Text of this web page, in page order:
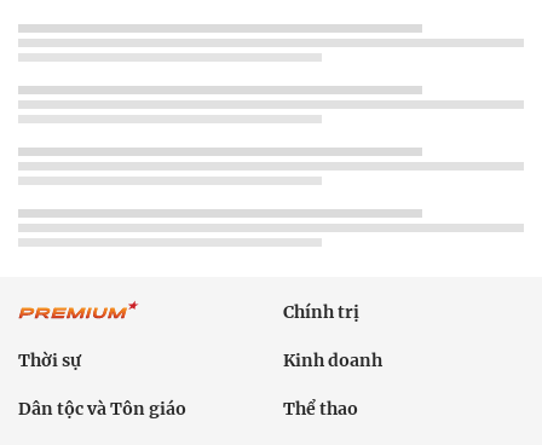
Chính trị
Thời sự Kinh doanh
Dân tộc và Tôn giáo Thể thao